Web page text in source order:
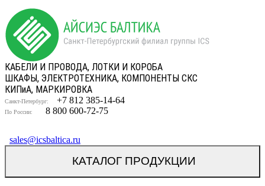
КАБЕЛИ И ПРОВОДА, ЛОТКИ И КОРОБА
ШКАФЫ, ЭЛЕКТРОТЕХНИКА, КОМПОНЕНТЫ СКС
КИПиА, МАРКИРОВКА
Санкт-Петербург: +7 812 385-14-64
По России: 8 800 600-72-75
sales@icsbaltica.ru
КАТАЛОГ ПРОДУКЦИИ